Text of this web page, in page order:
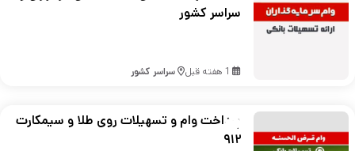
سراسر کشور
1 هفته قبل سراسر کشور
پرداخت وام و تسهیلات روی طلا و سیمکارت
۹۱۲